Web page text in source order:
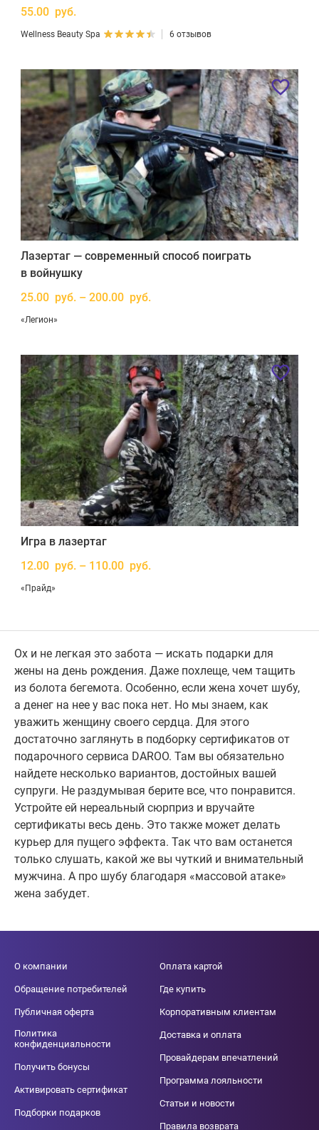
55.00 руб.
Wellness Beauty Spa 6 отзывов
Лазертаг — современный способ поиграть
в войнушку
25.00 руб. – 200.00 руб.
«Легион»
Игра в лазертаг
12.00 руб. – 110.00 руб.
«Прайд»
Ох и не легкая это забота — искать подарки для
жены на день рождения. Даже похлеще, чем тащить
из болота бегемота. Особенно, если жена хочет шубу,
а денег на нее у вас пока нет. Но мы знаем, как
уважить женщину своего сердца. Для этого
достаточно заглянуть в подборку сертификатов от
подарочного сервиса DAROO. Там вы обязательно
найдете несколько вариантов, достойных вашей
супруги. Не раздумывая берите все, что понравится.
Устройте ей нереальный сюрприз и вручайте
сертификаты весь день. Это также может делать
курьер для пущего эффекта. Так что вам останется
только слушать, какой же вы чуткий и внимательный
мужчина. А про шубу благодаря «массовой атаке»
жена забудет.
О компании
Обращение потребителей
Публичная оферта
Политика
конфиденциальности
Получить бонусы
Активировать сертификат
Подборки подарков
Оплата картой
Где купить
Корпоративным клиентам
Доставка и оплата
Провайдерам впечатлений
Программа лояльности
Статьи и новости
Правила возврата